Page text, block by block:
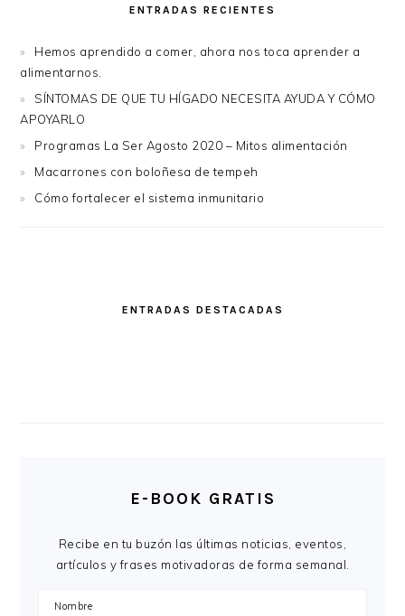
ENTRADAS RECIENTES
Hemos aprendido a comer, ahora nos toca aprender a
alimentarnos.
SÍNTOMAS DE QUE TU HÍGADO NECESITA AYUDA Y CÓMO
APOYARLO
Programas La Ser Agosto 2020 – Mitos alimentación
Macarrones con boloñesa de tempeh
Cómo fortalecer el sistema inmunitario
ENTRADAS DESTACADAS
E-BOOK GRATIS
Recibe en tu buzón las últimas noticias, eventos,
artículos y frases motivadoras de forma semanal.